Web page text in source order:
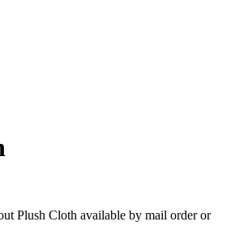
Plush Cloth available by mail order or